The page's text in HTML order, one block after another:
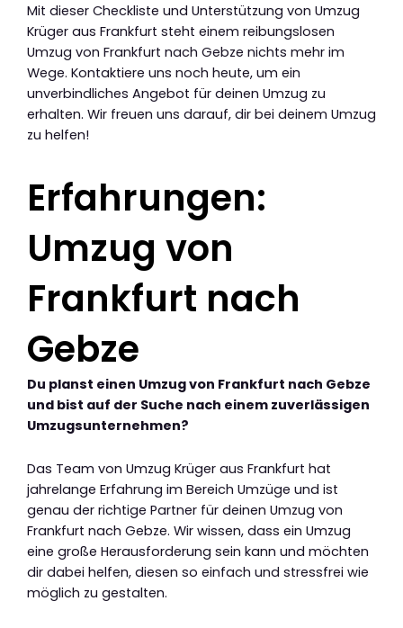
Mit dieser Checkliste und Unterstützung von Umzug
Krüger aus Frankfurt steht einem reibungslosen
Umzug von Frankfurt nach Gebze nichts mehr im
Wege. Kontaktiere uns noch heute, um ein
unverbindliches Angebot für deinen Umzug zu
erhalten. Wir freuen uns darauf, dir bei deinem Umzug
zu helfen!
Erfahrungen:
Umzug von
Frankfurt nach
Gebze
Du planst einen Umzug von Frankfurt nach Gebze
und bist auf der Suche nach einem zuverlässigen
Umzugsunternehmen?
Das Team von Umzug Krüger aus Frankfurt hat
jahrelange Erfahrung im Bereich Umzüge und ist
genau der richtige Partner für deinen Umzug von
Frankfurt nach Gebze. Wir wissen, dass ein Umzug
eine große Herausforderung sein kann und möchten
dir dabei helfen, diesen so einfach und stressfrei wie
möglich zu gestalten.